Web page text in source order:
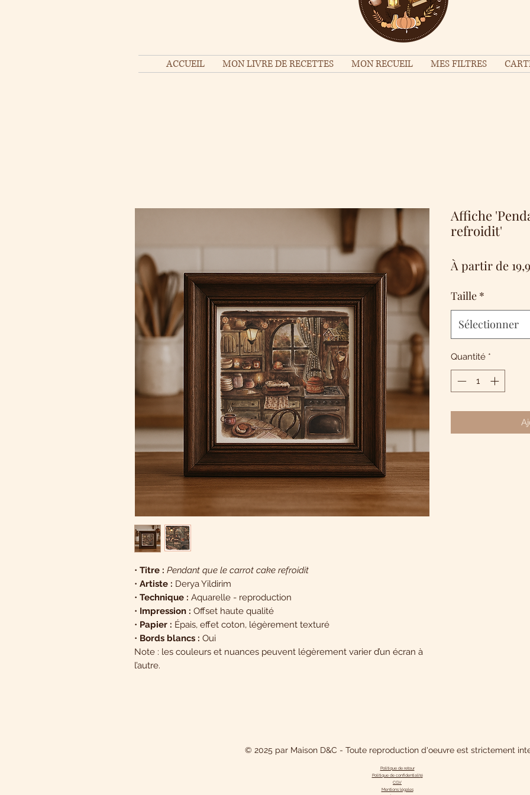
ACCUEIL MON LIVRE DE RECETTES MON RECUEIL MES FILTRES
• Titre : Pendant que le carrot cake refroidit
• Artiste : Derya Yildirim
• Technique : Aquarelle - reproduction
• Impression : Offset haute qualité
• Papier : Épais, effet coton, légèrement texturé
• Bords blancs : Oui
Note : les couleurs et nuances peuvent légèrement varier d’un écran à
l’autre.
Affiche
refroidit'
À partir de
Taille *
Sélectionner
Quantité *
© 2025 par Maison D&C - Toute reproduction d'oeuvre est strictement
Politique de retour
Politique de confidentialité
CGV
Mentions légales